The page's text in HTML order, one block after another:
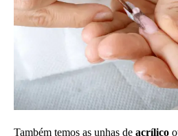
Também temos as unhas de acrílico